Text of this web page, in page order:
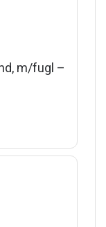
m/fugl –